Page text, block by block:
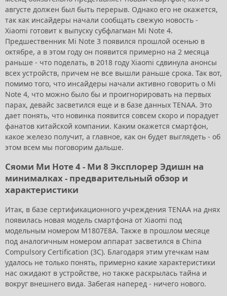
августе должен был быть перерыв. Однако его не окажется,
так как инсайдеры начали сообщать свежую новость -
Xiaomi готовит к выпуску субфлагман Mi Note 4.
Предшественник Mi Note 3 появился прошлой осенью в
октябре, а в этом году он появится примерно на 2 месяца
раньше - что поделать, в 2018 году Xiaomi сдвинула анонсы
всех устройств, причем не все вышли раньше срока. Так вот,
помимо того, что инсайдеры начали активно говорить о Mi
Note 4, что можно было бы и проигнорировать на первых
парах, девайс засветился еще и в базе данных TENAA. Это
дает понять, что новинка появится совсем скоро и порадует
фанатов китайской компании. Каким окажется смартфон,
какое железо получит, а главное, как он будет выглядеть - об
этом всем мы поговорим дальше.
Сяоми Ми Ноте 4 - Ми 8 Эксплорер Эдишн на
минималках - предварительный обзор и
характеристики
Итак, в базе сертификационного учреждения TENAA на днях
появилась новая модель смартфона от Xiaomi под
модельным номером M1807E8A. Также в прошлом месяце
под аналогичным номером аппарат засветился в China
Compulsory Certification (3C). Благодаря этим утечкам нам
удалось не только понять, примерно какие характеристики
нас ожидают в устройстве, но также раскрылась тайна и
вокруг внешнего вида. Забегая наперед - ничего нового.